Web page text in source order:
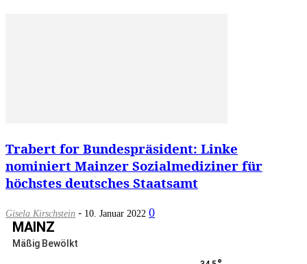
Trabert for Bundespräsident: Linke
nominiert Mainzer Sozialmediziner für
höchstes deutsches Staatsamt
Gisela Kirschstein - 10. Januar 2022 0
MAINZ
Mäßig Bewölkt